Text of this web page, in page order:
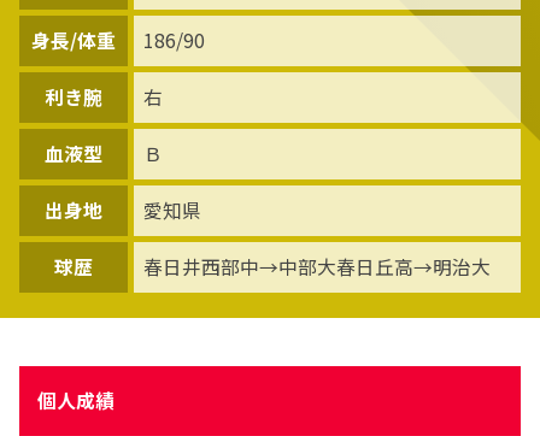
身長/体重 186/90
利き腕 右
血液型 Ｂ
出身地 愛知県
球歴 春日井西部中→中部大春日丘高→明治大
個人成績